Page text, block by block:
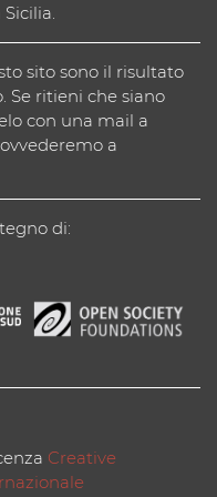
sito sono il risultato
Se ritieni che siano
con una mail a
a
di:
Creative